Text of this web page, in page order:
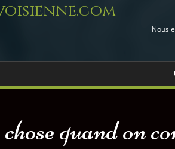
Nous
quand on